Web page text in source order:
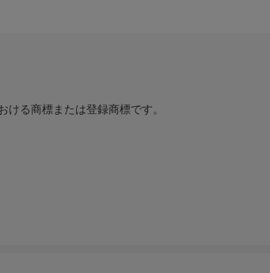
る商標または登録商標です。